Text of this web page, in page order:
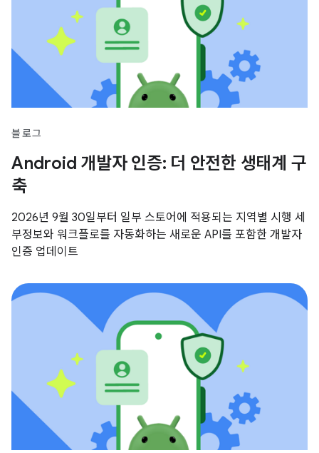
블로그
Android 개발자 인증: 더 안전한 생태계 구
축
2026년 9월 30일부터 일부 스토어에 적용되는 지역별 시행 세
부정보와 워크플로를 자동화하는 새로운 API를 포함한 개발자
인증 업데이트